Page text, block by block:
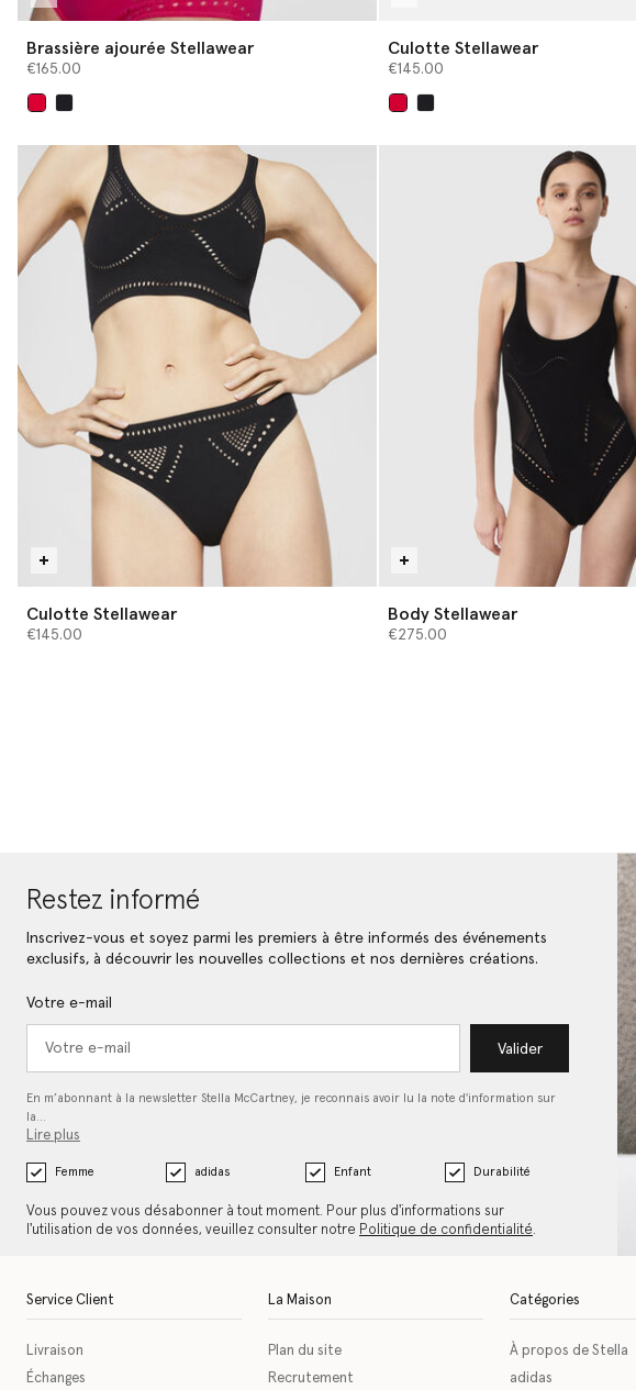
Brassière ajourée Stellawear
€165.00
Culotte Stellawear
€145.00
Culotte Stellawear
€145.00
Body Stellawear
€275.00
Restez informé
Inscrivez-vous et soyez parmi les premiers à être informés des événements
exclusifs, à découvrir les nouvelles collections et nos dernières créations.
Votre e-mail
Valider
En m’abonnant à la newsletter Stella McCartney, je reconnais avoir lu la note d'information sur
la…
Lire plus
Femme adidas Enfant Durabilité
Vous pouvez vous désabonner à tout moment. Pour plus d'informations sur
l'utilisation de vos données, veuillez consulter notre Politique de confidentialité.
Service Client
Livraison
Échanges
La Maison
Plan du site
Recrutement
Catégories
À propos de Stella
adidas